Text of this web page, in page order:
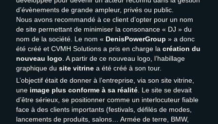
d’évènements de grande ampleur, privés ou public.
Nous avons recommandé à ce client d’opter pour un nom
de site permettant de minimiser la consonance « DJ » du
nom de la société. Le nom « DenisPowerGroup » a donc
été créé et CVMH Solutions a pris en charge la création du
nouveau logo. A partir de ce nouveau logo, l’habillage
graphique du site vitrine a été créé à son tour.
L’objectif était de donner à l’entreprise, via son site vitrine,
une image plus conforme à sa réalité. Le site se devait
d’être sérieux, se positionner comme un interlocuteur fiable
face à des clients importants (festivals, défilés de modes,
lancements de produits, salons… Armée de terre, BMW,